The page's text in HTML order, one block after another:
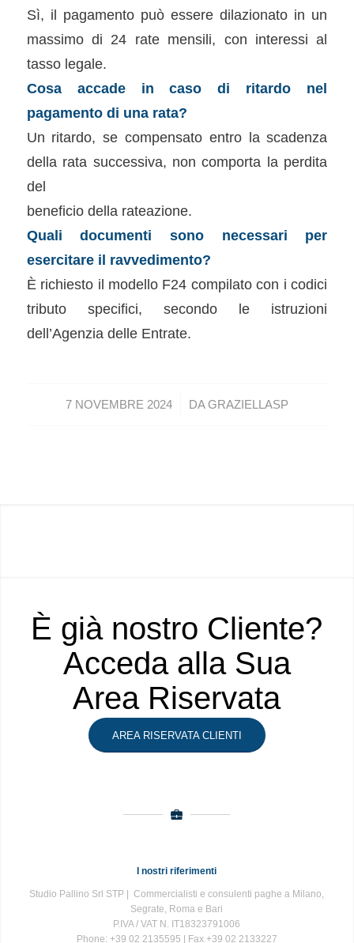
Sì, il pagamento può essere dilazionato in un
massimo di 24 rate mensili, con interessi al
tasso legale.
Cosa accade in caso di ritardo nel
pagamento di una rata?
Un ritardo, se compensato entro la scadenza
della rata successiva, non comporta la perdita
del
beneficio della rateazione.
Quali documenti sono necessari per
esercitare il ravvedimento?
È richiesto il modello F24 compilato con i codici
tributo specifici, secondo le istruzioni
dell’Agenzia delle Entrate.
7 NOVEMBRE 2024
/ DAGRAZIELLASP
È già nostro Cliente?
Acceda alla Sua
Area Riservata
AREA RISERVATA CLIENTI
I nostri riferimenti
Studio Pallino Srl STP | Commercialisti e consulenti paghe a Milano,
Segrate, Roma e Bari
P.IVA / VAT N. IT18323791006
Phone: +39 02 2135595 | Fax +39 02 2133227